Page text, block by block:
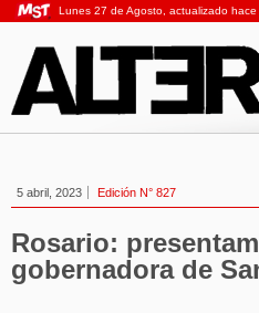
Lunes 27 de Agosto, actualizado hace
5 abril, 2023 Edición N° 827
Rosario:
gobernadora de